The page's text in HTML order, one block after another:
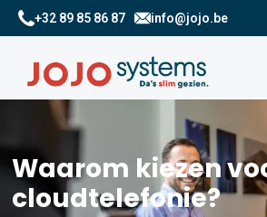
+32 89 85 86 87 info@jojo.be
Waarom kiezen
cloudtelefonie?